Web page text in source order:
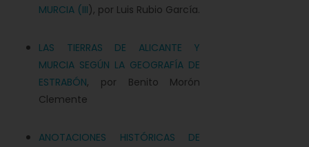
MURCIA (III), por Luis Rubio García.
LAS TIERRAS DE ALICANTE Y
MURCIA SEGÚN LA GEOGRAFÍA DE
ESTRABÓN, por Benito Morón
Clemente
ANOTACIONES HISTÓRICAS DE